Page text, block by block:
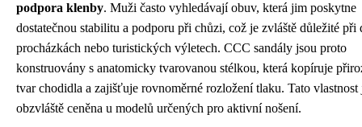
podpora klenby. Muži často vyhledávají obuv, která jim poskytne
dostatečnou stabilitu a podporu při chůzi, což je zvláště důležité při
procházkách nebo turistických výletech. CCC sandály jsou proto
konstruovány s anatomicky tvarovanou stélkou, která kopíruje
tvar chodidla a zajišťuje rovnoměrné rozložení tlaku. Tato vlastnost
obzvláště ceněna u modelů určených pro aktivní nošení.